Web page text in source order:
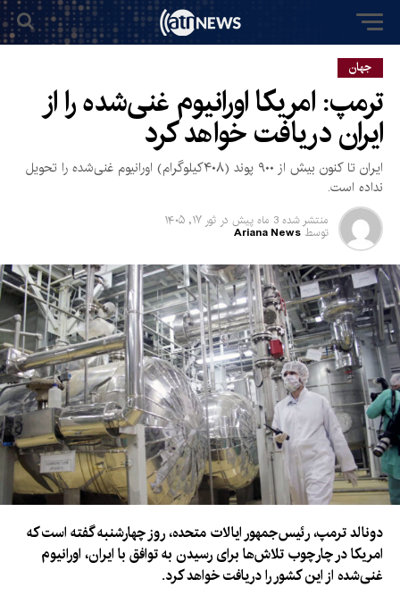
جهان
ترمپ: امریکا اورانیوم غنی‌شده را از
ایران دریافت خواهد کرد
ایران تا کنون بیش از ۹۰۰ پوند (۴۰۸کیلوگرام) اورانیوم غنی‌شده را تحویل
نداده است.
منتشر شده 3 ماه پیش در ثور ۱۷, ۱۴۰۵
توسط Ariana News
دونالد ترمپ، رئیس‌جمهور ایالات متحده، روز چهارشنبه گفته است که
امریکا در چارچوب تلاش‌ها برای رسیدن به توافق با ایران، اورانیوم
غنی‌شده از این کشور را دریافت خواهد کرد.